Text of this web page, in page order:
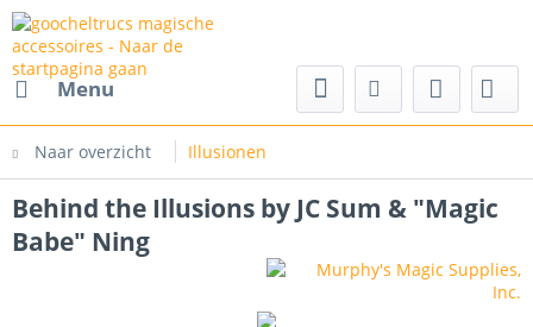
Menu
Naar overzicht Illusionen
magische accessoires
Behind the Illusions by JC Sum & "Magic
Babe" Ning